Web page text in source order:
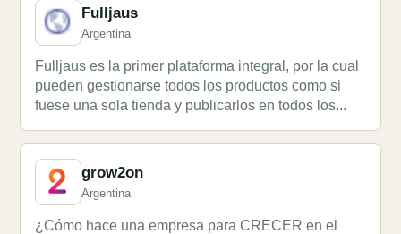
Fulljaus
Argentina
Fulljaus es la primer plataforma integral, por la cual
pueden gestionarse todos los productos como si
fuese una sola tienda y publicarlos en todos los...
grow2on
Argentina
¿Cómo hace una empresa para CRECER en el